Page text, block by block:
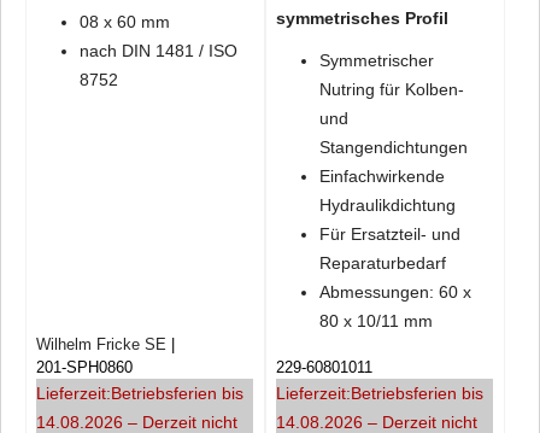
08 x 60 mm
nach DIN 1481 / ISO
8752
Wilhelm Fricke SE
201-SPH0860
Lieferzeit:Betriebsferien bis
14.08.2026 – Derzeit nicht
symmetrisches Profil
Symmetrischer
Nutring für Kolben-
und
Stangendichtungen
Einfachwirkende
Hydraulikdichtung
Für Ersatzteil- und
Reparaturbedarf
Abmessungen: 60 x
80 x 10/11 mm
229-60801011
Lieferzeit:Betriebsferien bis
14.08.2026 – Derzeit nicht